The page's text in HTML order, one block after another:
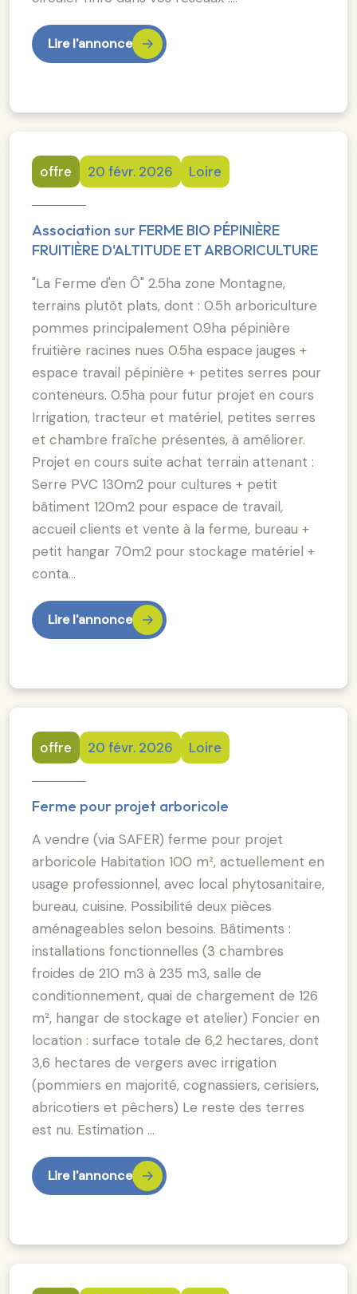
Lire l'annonce
offre 20 févr. 2026 Loire
Association sur FERME BIO PÉPINIÈRE
FRUITIÈRE D'ALTITUDE ET ARBORICULTURE
"La Ferme d'en Ô" 2.5ha zone Montagne,
terrains plutôt plats, dont : 0.5h arboriculture
pommes principalement 0.9ha pépinière
fruitière racines nues 0.5ha espace jauges +
espace travail pépinière + petites serres pour
conteneurs. 0.5ha pour futur projet en cours
Irrigation, tracteur et matériel, petites serres
et chambre fraîche présentes, à améliorer.
Projet en cours suite achat terrain attenant :
Serre PVC 130m2 pour cultures + petit
bâtiment 120m2 pour espace de travail,
accueil clients et vente à la ferme, bureau +
petit hangar 70m2 pour stockage matériel +
conta…
Lire l'annonce
offre 20 févr. 2026 Loire
Ferme pour projet arboricole
A vendre (via SAFER) ferme pour projet
arboricole Habitation 100 m², actuellement en
usage professionnel, avec local phytosanitaire,
bureau, cuisine. Possibilité deux pièces
aménageables selon besoins. Bâtiments :
installations fonctionnelles (3 chambres
froides de 210 m3 à 235 m3, salle de
conditionnement, quai de chargement de 126
m², hangar de stockage et atelier) Foncier en
location : surface totale de 6,2 hectares, dont
3,6 hectares de vergers avec irrigation
(pommiers en majorité, cognassiers, cerisiers,
abricotiers et pêchers) Le reste des terres
est nu. Estimation …
Lire l'annonce